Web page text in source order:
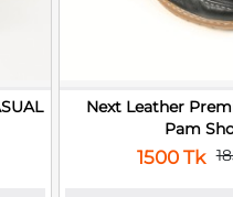
Next Leather
Pam
1500 Tk